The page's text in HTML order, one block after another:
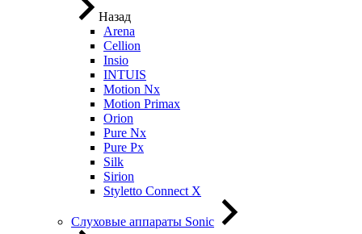
Назад
Arena
Cellion
Insio
INTUIS
Motion Nx
Motion Primax
Orion
Pure Nx
Pure Px
Silk
Sirion
Styletto Connect X
Слуховые аппараты Sonic